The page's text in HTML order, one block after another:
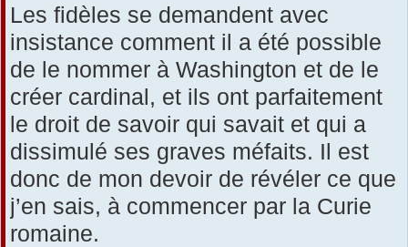
Les fidèles se demandent avec
insistance comment il a été possible
de le nommer à Washington et de le
créer cardinal, et ils ont parfaitement
le droit de savoir qui savait et qui a
dissimulé ses graves méfaits. Il est
donc de mon devoir de révéler ce que
j’en sais, à commencer par la Curie
romaine.